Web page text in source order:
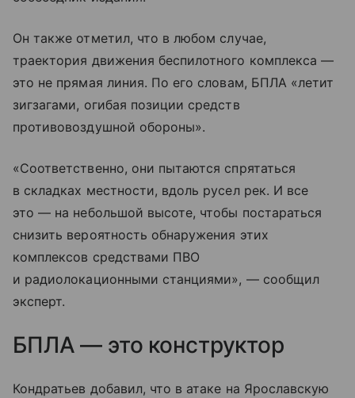
Он также отметил, что в любом случае,
траектория движения беспилотного комплекса —
это не прямая линия. По его словам, БПЛА «летит
зигзагами, огибая позиции средств
противовоздушной обороны».
«Соответственно, они пытаются спрятаться
в складках местности, вдоль русел рек. И все
это — на небольшой высоте, чтобы постараться
снизить вероятность обнаружения этих
комплексов средствами ПВО
и радиолокационными станциями», — сообщил
эксперт.
БПЛА — это конструктор
Кондратьев добавил, что в атаке на Ярославскую